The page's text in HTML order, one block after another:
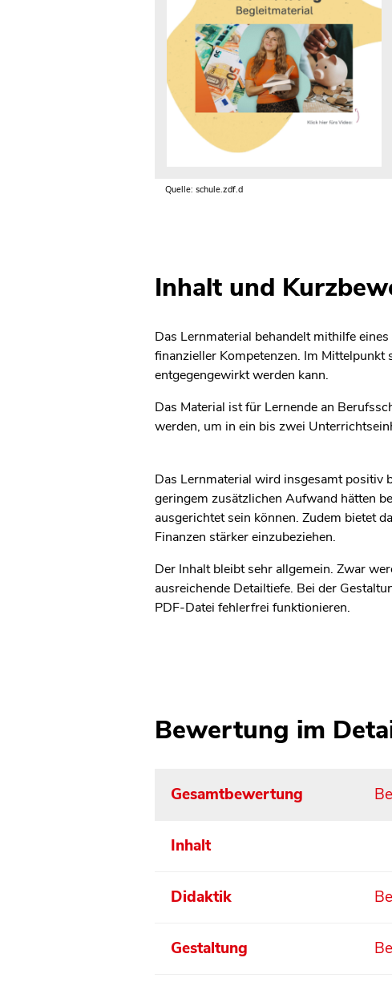
Quelle: schule.zdf.d
Inhalt und
Das Lernmaterial behandelt mithilfe
finanzieller Kompetenzen. Im
entgegengewirkt werden kann.
Das Material ist für Lernende an
werden, um in ein bis zwei
Das Lernmaterial wird insgesamt positiv
geringem zusätzlichen Aufwand hätten
ausgerichtet sein können. Zudem bietet
Finanzen stärker einzubeziehen.
Der Inhalt bleibt sehr allgemein. Zwar
ausreichende Detailtiefe. Bei der
PDF-Datei fehlerfrei funktionieren.
Bewertung im
Gesamtbewertung
Inhalt
Didaktik
Gestaltung